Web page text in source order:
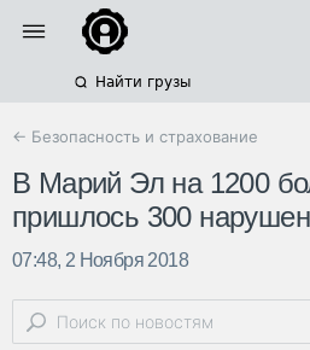
Найти грузы
← Безопасность и страхование
В Марий Эл на 1200
пришлось 300
07:48, 2 Ноября 2018